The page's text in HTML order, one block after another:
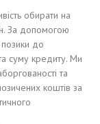
обирати на
За допомогою
до
суму кредиту. Ми
та
коштів за